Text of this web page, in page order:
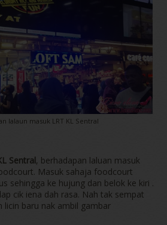
lalaun masuk LRT KL Sentral
Sentral , berhadapan laluan masuk
Masuk sahaja foodcourt
sehingga ke hujung dan belok ke kiri .
cik iena dah rasa. Nah tak sempat
licin baru nak ambil gambar